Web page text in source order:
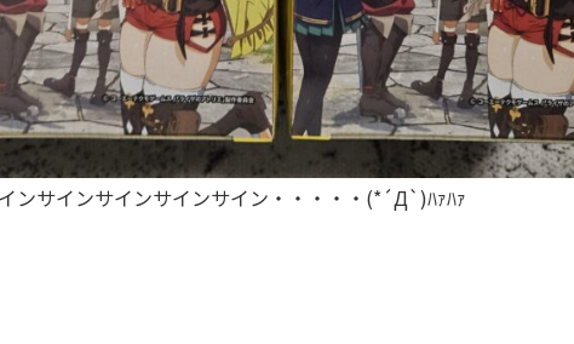
ンサインサインサインサイン・・・・・(*´Д`)ﾊｧﾊｧ